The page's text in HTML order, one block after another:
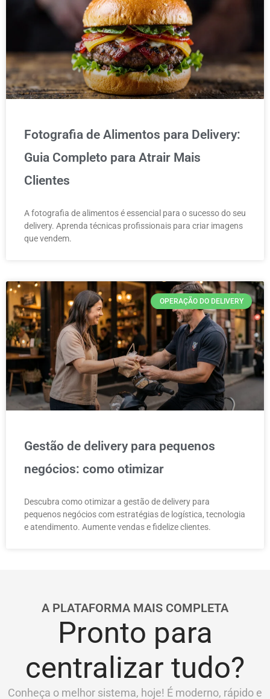
Fotografia de Alimentos para Delivery:
Guia Completo para Atrair Mais
Clientes
A fotografia de alimentos é essencial para o sucesso do seu
delivery. Aprenda técnicas profissionais para criar imagens
que vendem.
OPERAÇÃO DO DELIVERY
Gestão de delivery para pequenos
negócios: como otimizar
Descubra como otimizar a gestão de delivery para
pequenos negócios com estratégias de logística, tecnologia
e atendimento. Aumente vendas e fidelize clientes.
A PLATAFORMA MAIS COMPLETA
Pronto para
centralizar tudo?
Conheça o melhor sistema, hoje! É moderno, rápido e